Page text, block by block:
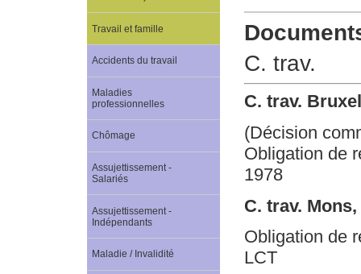
C. trav.
C. trav.
(Décision
Obligation de
1978
C. trav.
Obligation de
LCT
Travail et famille
Accidents du travail
Maladies
professionnelles
Chômage
Assujettissement -
Salariés
Assujettissement -
Indépendants
Maladie / Invalidité